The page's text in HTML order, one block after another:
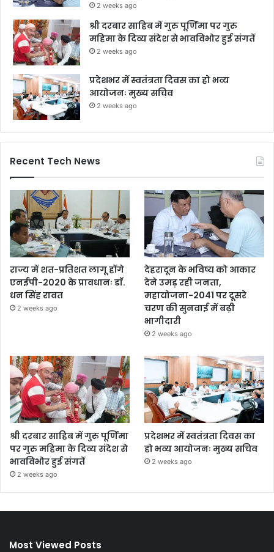
2 weeks ago
श्री दरबार साहिब में गुरु पूर्णिमा पर गुरु
महिमा के दिव्य संदेश से भावविभोर हुई संगतें
2 weeks ago
प्रदेशभर में स्वतंत्रता दिवस का हो भव्य
आयोजनः मुख्य सचिव
2 weeks ago
Recent Tech News
राज्य में शत-प्रतिशत लागू होंगे
एनईपी-2020 के प्रावधानः डाॅ.
धन सिंह रावत
2 weeks ago
देहरादून के भविष्य को आकार
देने उमड़ रही जनता,
महायोजना-2041 पर दूसरे
चरण की सुनवाई में बढ़ी
भागीदारी
2 weeks ago
श्री दरबार साहिब में गुरु पूर्णिमा
पर गुरु महिमा के दिव्य संदेश से
भावविभोर हुई संगतें
2 weeks ago
प्रदेशभर में स्वतंत्रता दिवस का
हो भव्य आयोजनः मुख्य सचिव
2 weeks ago
Most Viewed Posts